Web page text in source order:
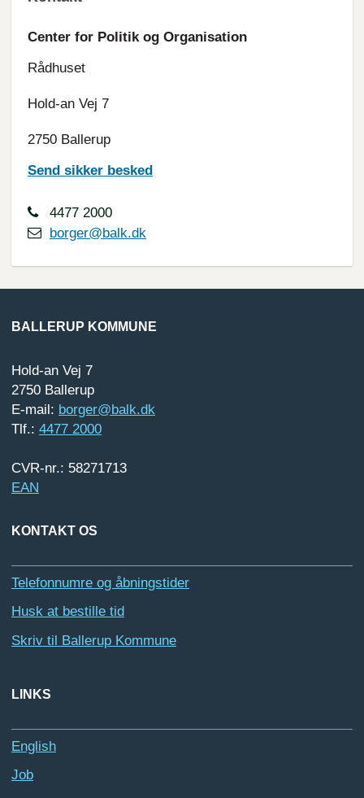
Center for Politik og Organisation
Rådhuset
Hold-an Vej 7
2750 Ballerup
Send sikker besked
4477 2000
borger@balk.dk
BALLERUP KOMMUNE
Hold-an Vej 7
2750 Ballerup
E-mail: borger@balk.dk
Tlf.: 4477 2000
CVR-nr.: 58271713
EAN
KONTAKT OS
Telefonnumre og åbningstider
Husk at bestille tid
Skriv til Ballerup Kommune
LINKS
English
Job